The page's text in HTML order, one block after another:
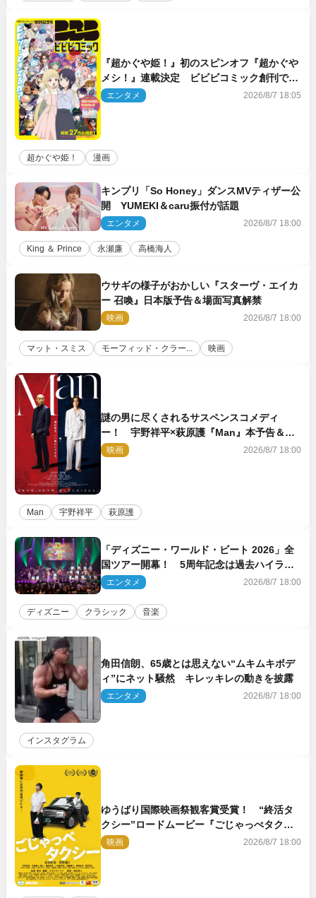
『超かぐや姫！』初のスピンオフ『超かぐや
メシ！』連載決定 ビビビコミック創刊で31
作品一挙公開
エンタメ 2026/8/7 18:05
超かぐや姫！ 漫画
キンプリ「So Honey」ダンスMVティザー公
開 YUMEKI＆caru振付が話題
エンタメ 2026/8/7 18:00
King ＆ Prince 永瀬廉 高橋海人
ウサギの様子がおかしい『スターヴ・エイカ
ー 召喚』日本版予告＆場面写真解禁
映画 2026/8/7 18:00
マット・スミス モーフィッド・クラー... 映画
謎の男に尽くされるサスペンスコメディ
ー！ 宇野祥平×萩原護『Man』本予告＆新
ビジュアル解禁
映画 2026/8/7 18:00
Man 宇野祥平 萩原護
「ディズニー・ワールド・ビート 2026」全
国ツアー開幕！ 5周年記念は過去ハイライ
ト＆クルーズ旅を大満喫！【潜入レポート】
エンタメ 2026/8/7 18:00
ディズニー クラシック 音楽
角田信朗、65歳とは思えない“ムキムキボデ
ィ”にネット騒然 キレッキレの動きを披露
エンタメ 2026/8/7 18:00
インスタグラム
ゆうばり国際映画祭観客賞受賞！ “終活タ
クシー”ロードムービー『ごじゃっぺタクシ
ー』10月公開＆予告解禁
映画 2026/8/7 18:00